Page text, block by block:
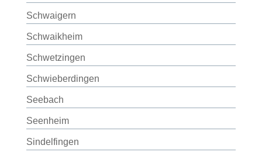
Schwaigern
Schwaikheim
Schwetzingen
Schwieberdingen
Seebach
Seenheim
Sindelfingen